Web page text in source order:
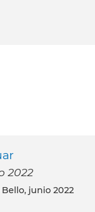
2022
junio 2022